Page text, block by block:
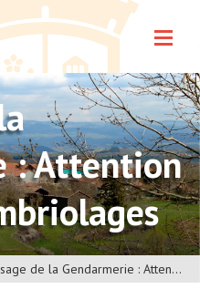
: Attention
de la Gendarmerie : Attention vigilance cambriolages